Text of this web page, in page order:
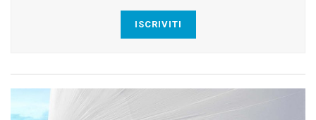
ISCRIVITI